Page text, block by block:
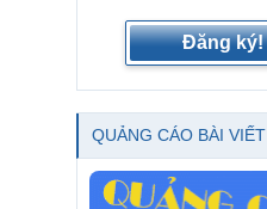
Đăng ký!
QUẢNG CÁO BÀI VIẾT